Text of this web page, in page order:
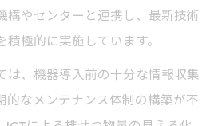
構やセンターと連携し、最新技術
極的に実施しています。
は、機器導入前の十分な情報収集
的なメンテナンス体制の構築が不